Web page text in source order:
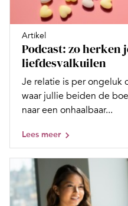
Artikel
Podcast: zo herken
liefdesvalkuilen
Je relatie is per ongeluk
waar jullie beiden de
naar een onhaalbaar...
Lees meer